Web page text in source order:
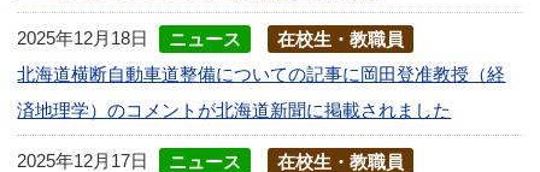
2025年12月18日 ニュース
在校生・教職員
北海道横断自動車道整備についての記事に岡田登准教授（経
済地理学）のコメントが北海道新聞に掲載されました
2025年12月17日 ニュース
在校生・教職員